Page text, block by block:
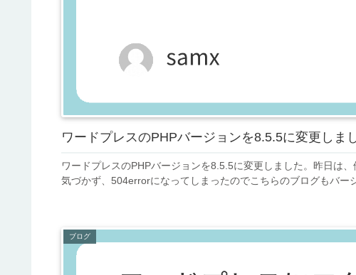
ワードプレスのPHPバージョンを8.5.5に変更しま
ワードプレスのPHPバージョンを8.5.5に変更しました。昨日は
気づかず、504errorになってしまったのでこちらのブログもバ
ブログ